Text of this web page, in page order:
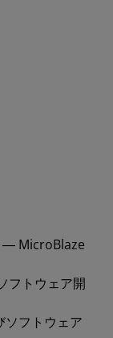
― MicroBlaze
フトウェア開
ソフトウェア